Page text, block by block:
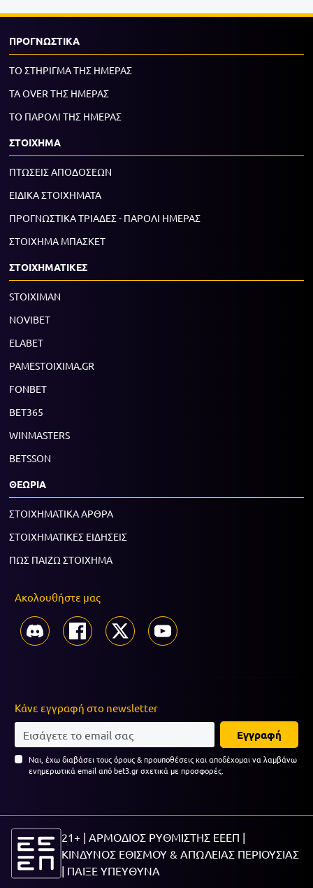
ΠΡΟΓΝΩΣΤΙΚΑ
ΤΟ ΣΤΗΡΙΓΜΑ ΤΗΣ ΗΜΕΡΑΣ
ΤΑ OVER ΤΗΣ ΗΜΕΡΑΣ
ΤΟ ΠΑΡΟΛΙ ΤΗΣ ΗΜΕΡΑΣ
ΣΤΟΙΧΗΜΑ
ΠΤΩΣΕΙΣ ΑΠΟΔΟΣΕΩΝ
ΕΙΔΙΚΑ ΣΤΟΙΧΗΜΑΤΑ
ΠΡΟΓΝΩΣΤΙΚΑ ΤΡΙΑΔΕΣ - ΠΑΡΟΛΙ ΗΜΕΡΑΣ
ΣΤΟΙΧΗΜΑ ΜΠΑΣΚΕΤ
ΣΤΟΙΧΗΜΑΤΙΚΕΣ
STOIXIMAN
NOVIBET
ELABET
PAMESTOIXIMA.GR
FONBET
BET365
WINMASTERS
BETSSON
ΘΕΩΡΙΑ
ΣΤΟΙΧΗΜΑΤΙΚΑ ΑΡΘΡΑ
ΣΤΟΙΧΗΜΑΤΙΚΕΣ ΕΙΔΗΣΕΙΣ
ΠΩΣ ΠΑΙΖΩ ΣΤΟΙΧΗΜΑ
Ακολουθήστε μας
Κάνε εγγραφή στο newsletter
Εγγραφή
Ναι, έχω διαβάσει τους όρους & προυποθέσεις και αποδέχομαι να λαμβάνω
ενημερωτικά email από bet3.gr σχετικά με προσφορές.
21+ | ΑΡΜΟΔΙΟΣ ΡΥΘΜΙΣΤΗΣ ΕΕΕΠ |
ΚΙΝΔΥΝΟΣ ΕΘΙΣΜΟΥ & ΑΠΩΛΕΙΑΣ ΠΕΡΙΟΥΣΙΑΣ
| ΠΑΙΞΕ ΥΠΕΥΘΥΝΑ